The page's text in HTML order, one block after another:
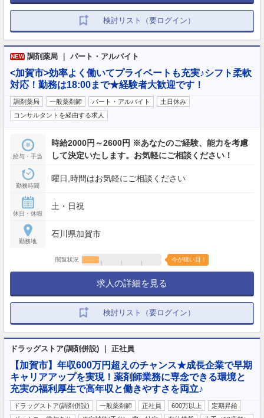
検討リスト（要ログイン）
NEW 調剤薬局 ｜ パート・アルバイト
<加賀市>効率よく働いてプライベートも充実♪シフト柔軟
対応！勤務は18:00まで★経験者大歓迎です！
調剤薬局 一般薬剤師 パート・アルバイト
土日休み
コンサルタントを経由する求人
給与・手当
時給2000円～2600円 ※あなたのご経験、能力を考慮
して決定いたします。お気軽にご相談ください！
勤務時間
曜日,時間はお気軽にご相談ください
休日・休暇
土・日祝
勤務地
石川県加賀市
閲覧状況 今が狙い目！
求人の詳細を見る
検討リスト（要ログイン）
ドラッグストア(調剤併設) ｜ 正社員
【加賀市】年収600万円超えのチャンス★成長企業で早期
キャリアアップを実現！薬剤師業務に専念できる環境と
充実の福利厚生で高年収と働きやすさを両立♪
ドラッグストア(調剤併設) 一般薬剤師 正社員 600万以上
定期昇給